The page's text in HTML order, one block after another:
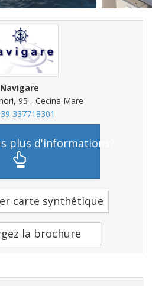
Navigare
95 - Cecina Mare
337718301
plus d'informations?
carte synthétique
la brochure